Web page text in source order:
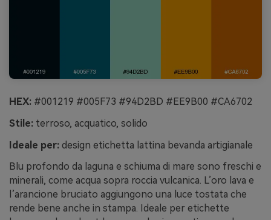
HEX: #001219 #005F73 #94D2BD #EE9B00 #CA6702
Stile: terroso, acquatico, solido
Ideale per: design etichetta lattina bevanda artigianale
Blu profondo da laguna e schiuma di mare sono freschi e
minerali, come acqua sopra roccia vulcanica. L’oro lava e
l’arancione bruciato aggiungono una luce tostata che
rende bene anche in stampa. Ideale per etichette